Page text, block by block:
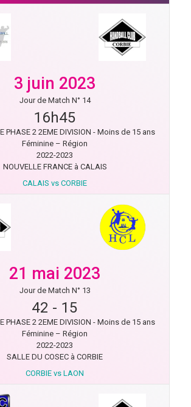
3 juin 2023
Jour de Match N° 14
16h45
PHASE 2 2EME DIVISION - Moins de 15 ans
Féminine – Région
2022-2023
NOUVELLE FRANCE à CALAIS
CALAIS vs CORBIE
21 mai 2023
Jour de Match N° 13
42 - 15
PHASE 2 2EME DIVISION - Moins de 15 ans
Féminine – Région
2022-2023
SALLE DU COSEC à CORBIE
CORBIE vs LAON